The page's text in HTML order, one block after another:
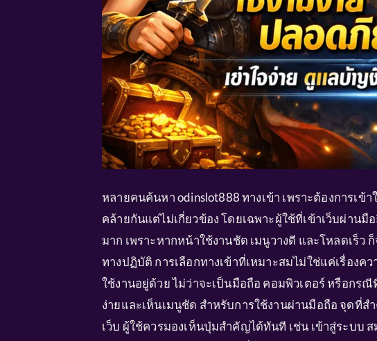
หลายคนค้นหา odinslot888 ทางเข้า เพราะต้องการเข้
คล้ายกันแต่ไม่เกี่ยวข้อง โดยเฉพาะผู้ใช้ที่เข้าเว็บผ่าน
มาก เพราะหากหน้าใช้งานชัด เมนูวางดี และโหลดเร็
ทางปฏิบัติ การเลือกทางเข้าที่เหมาะสมไม่ใช่แค่เรื่อง
ใช้งานอยู่ด้วย ไม่ว่าจะเป็นมือถือ คอมพิวเตอร์ หรือกร
ง่ายและเห็นเมนูชัด สำหรับการใช้งานผ่านมือถือ จุดที่
เว็บ ผู้ใช้ควรมองเห็นปุ่มสำคัญได้ทันที เช่น เข้าสู่ระบบ